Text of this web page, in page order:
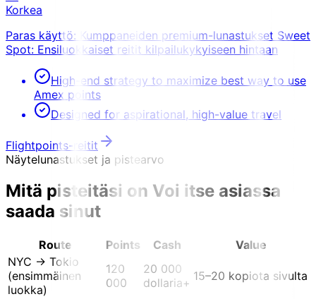
Korkea
Paras käyttö: Kumppaneiden premium-lunastukset Sweet
Spot: Ensiluokkaiset reitit kilpailukykyiseen hintaan
High-end strategy to maximize best way to use
Amex points
Designed for aspirational, high-value travel
Flightpoints-reitit
Näytelunastukset ja pistearvo
Mitä pisteitäsi on Voi itse asiassa
saada sinut
Route Points Cash
Value
NYC → Tokio
(ensimmäinen
luokka)
120
000
20 000
dollaria+ 15–20 kopiota sivulta